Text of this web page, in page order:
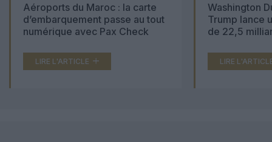
Aéroports du Maroc : la carte
d’embarquement passe au tout
numérique avec Pax Check
LIRE L'ARTICLE
Washington
Trump lance
de 22,5
LIRE